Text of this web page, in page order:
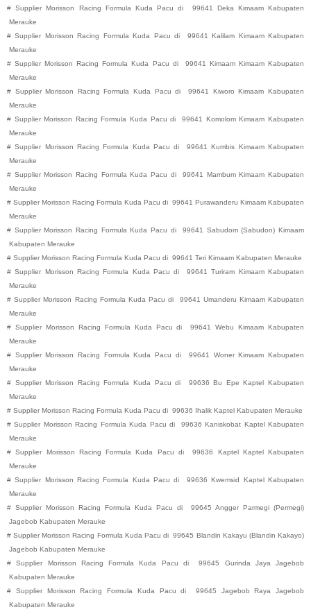
# Supplier Morisson Racing Formula Kuda Pacu di 99641 Deka Kimaam Kabupaten
Merauke
# Supplier Morisson Racing Formula Kuda Pacu di 99641 Kalilam Kimaam Kabupaten
Merauke
# Supplier Morisson Racing Formula Kuda Pacu di 99641 Kimaam Kimaam Kabupaten
Merauke
# Supplier Morisson Racing Formula Kuda Pacu di 99641 Kiworo Kimaam Kabupaten
Merauke
# Supplier Morisson Racing Formula Kuda Pacu di 99641 Komolom Kimaam Kabupaten
Merauke
# Supplier Morisson Racing Formula Kuda Pacu di 99641 Kumbis Kimaam Kabupaten
Merauke
# Supplier Morisson Racing Formula Kuda Pacu di 99641 Mambum Kimaam Kabupaten
Merauke
# Supplier Morisson Racing Formula Kuda Pacu di 99641 Purawanderu Kimaam Kabupaten
Merauke
# Supplier Morisson Racing Formula Kuda Pacu di 99641 Sabudom (Sabudon) Kimaam
Kabupaten Merauke
# Supplier Morisson Racing Formula Kuda Pacu di 99641 Teri Kimaam Kabupaten Merauke
# Supplier Morisson Racing Formula Kuda Pacu di 99641 Turiram Kimaam Kabupaten
Merauke
# Supplier Morisson Racing Formula Kuda Pacu di 99641 Umanderu Kimaam Kabupaten
Merauke
# Supplier Morisson Racing Formula Kuda Pacu di 99641 Webu Kimaam Kabupaten
Merauke
# Supplier Morisson Racing Formula Kuda Pacu di 99641 Woner Kimaam Kabupaten
Merauke
# Supplier Morisson Racing Formula Kuda Pacu di 99636 Bu Epe Kaptel Kabupaten
Merauke
# Supplier Morisson Racing Formula Kuda Pacu di 99636 Ihalik Kaptel Kabupaten Merauke
# Supplier Morisson Racing Formula Kuda Pacu di 99636 Kaniskobat Kaptel Kabupaten
Merauke
# Supplier Morisson Racing Formula Kuda Pacu di 99636 Kaptel Kaptel Kabupaten
Merauke
# Supplier Morisson Racing Formula Kuda Pacu di 99636 Kwemsid Kaptel Kabupaten
Merauke
# Supplier Morisson Racing Formula Kuda Pacu di 99645 Angger Parmegi (Permegi)
Jagebob Kabupaten Merauke
# Supplier Morisson Racing Formula Kuda Pacu di 99645 Blandin Kakayu (Blandin Kakayo)
Jagebob Kabupaten Merauke
#
Supplier Morisson Racing Formula Kuda Pacu di 99645 Gurinda Jaya
Jagebob
Kabupaten Merauke
#
Supplier Morisson Racing Formula Kuda Pacu di 99645 Jagebob Raya
Jagebob
Kabupaten Merauke